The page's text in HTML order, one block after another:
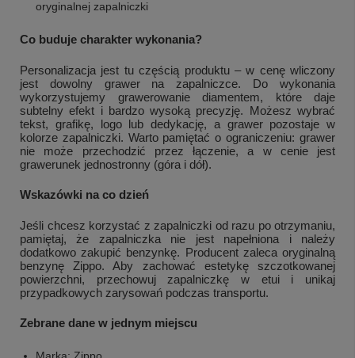
+2
Zobacz więcej
oryginalnej zapalniczki
Co buduje charakter wykonania?
Personalizacja jest tu częścią produktu – w cenę wliczony
jest dowolny grawer na zapalniczce. Do wykonania
wykorzystujemy grawerowanie diamentem, które daje
subtelny efekt i bardzo wysoką precyzję. Możesz wybrać
tekst, grafikę, logo lub dedykację, a grawer pozostaje w
kolorze zapalniczki. Warto pamiętać o ograniczeniu: grawer
nie może przechodzić przez łączenie, a w cenie jest
grawerunek jednostronny (góra i dół).
Wskazówki na co dzień
Jeśli chcesz korzystać z zapalniczki od razu po otrzymaniu,
pamiętaj, że zapalniczka nie jest napełniona i należy
dodatkowo zakupić benzynkę. Producent zaleca oryginalną
benzynę Zippo. Aby zachować estetykę szczotkowanej
powierzchni, przechowuj zapalniczkę w etui i unikaj
przypadkowych zarysowań podczas transportu.
Zebrane dane w jednym miejscu
Marka: Zippo